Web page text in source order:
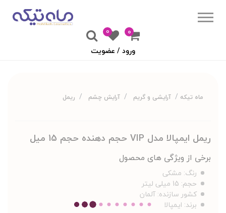
۰
0
ورود / عضویت
ماه تیکه آرایشی و گریم آرایش چشم ریمل
ریمل ایمپالا مدل VIP حجم دهنده حجم 15 میل
برخی از ویژگی های محصول
رنگ: مشکی
حجم: 15 میلی لیتر
کشور سازنده: آلمان
برند: ایمپالا